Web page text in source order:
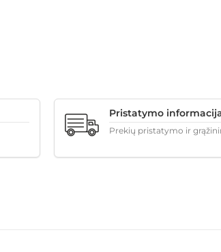
Pristatymo
Prekių pristatymo ir